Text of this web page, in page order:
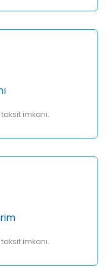
imkanı.
imkanı.